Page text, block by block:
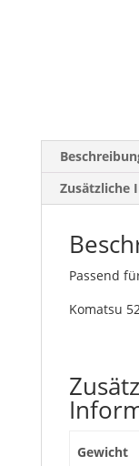
Zusätzliche
Passend
Komatsu
Gewicht